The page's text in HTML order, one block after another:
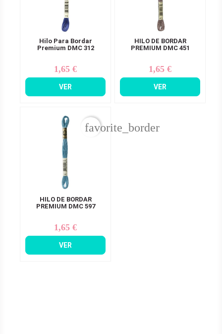
Hilo Para Bordar
Premium DMC 312
Precio
1,65 €
VER
HILO DE BORDAR
PREMIUM DMC 451
Precio
1,65 €
VER
HILO DE BORDAR
PREMIUM DMC 597
Precio
1,65 €
VER
favorite_border